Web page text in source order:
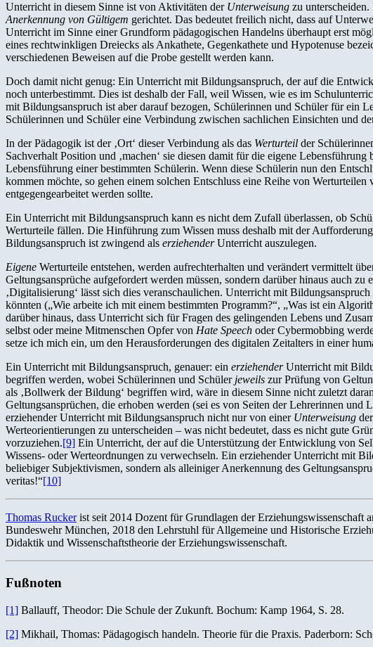
Unterricht in diesem Sinne ist von Aktivitäten der Unterweisung zu
Anerkennung von Gültigem gerichtet. Das bedeutet freilich nicht, dass auf
Unterricht im Sinne einer Grundform pädagogischen Handelns überhaupt erst
eines rechtwinkligen Dreiecks als Ankathete, Gegenkathete und Hypotenuse
verschiedenen Beweisen auf die Probe gestellt werden kann.
Doch damit nicht genug: Ein Unterricht mit Bildungsanspruch, der auf die
noch unterbestimmt. Dies ist deshalb der Fall, weil Wissen, wie es im
mit Bildungsanspruch ist aber darauf bezogen, Schülerinnen und Schüler für ein
Schülerinnen und Schüler eine Verbindung zwischen sachlichen Einsichten und
In der Pädagogik ist der ‚Ort‘ dieser Verbindung als das Werturteil der
Sachverhalt Position und ‚machen‘ sie diesen damit für die eigene
Lebensführung einer bestimmten Schülerin. Wenn diese Schülerin nun den
kommen möchte, so gehen einem solchen Entschluss eine Reihe von
entgegengearbeitet werden sollte.
Ein Unterricht mit Bildungsanspruch kann es nicht dem Zufall überlassen, ob
Werturteile fällen. Die Hinführung zum Wissen muss deshalb mit der
Bildungsanspruch ist zwingend als erziehenderUnterricht auszulegen.
Eigene Werturteile entstehen, werden aufrechterhalten und verändert vermittelt
Geltungsansprüche aufgefordert werden müssen, sondern darüber hinaus auch
‚Digitalisierung‘ lässt sich dies veranschaulichen. Unterricht mit
könnten („Wie arbeite ich mit einem bestimmten Programm?“, „Was ist ein
darüber hinaus, dass Unterricht sich für Fragen des gelingenden Lebens und
selbst oder meine Mitmenschen Opfer von Hate Speech oder Cybermobbing
setze ich mich ein, um den Herausforderungen des digitalen Zeitalters in einer
Ein Unterricht mit Bildungsanspruch, genauer: ein erziehenderUnterricht mit
begriffen werden, wobei Schülerinnen und Schüler jeweils zur Prüfung von
als ‚Bollwerk der Bildung‘ begriffen wird, wäre in diesem Sinne nicht zuletzt
Geltungsansprüchen, die erhoben werden (sei es von Seiten der Lehrerinnen
erziehender Unterricht mit Bildungsanspruch nicht nur von einer Unterweisung
Werteorientierungen zu unterscheiden – was nicht bedeutet, dass es nicht gute
vorzuziehen.[9] Ein Unterricht, der auf die Unterstützung der Entwicklung von
Wissens- oder Werteordnungen zu verwechseln. Ein erziehender Unterricht mit
beliebiger Subjektivismen, sondern als alleiniger Anerkennung des
veritas!“[10]
Thomas Ruckerist seit 2014 Dozent für Grundlagen der Erziehungswissenschaft
Bundeswehr München, 2018 den Lehrstuhl für Allgemeine und Historische
Didaktik und Wissenschaftstheorie der Erziehungswissenschaft.
Fußnoten
[1] Ballauff, Theodor: Die Schule der Zukunft. Bochum: Kamp 1964, S. 28.
[2] Mikhail, Thomas: Pädagogisch handeln. Theorie für die Praxis. Paderborn: